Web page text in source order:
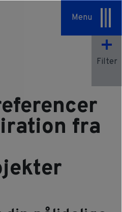
Menu
Filter
fra
tilgang